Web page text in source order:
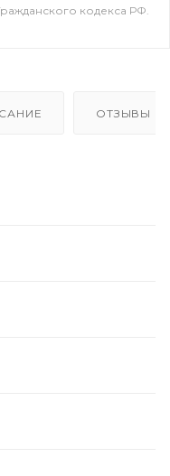
кодекса РФ.
ОТЗЫВЫ